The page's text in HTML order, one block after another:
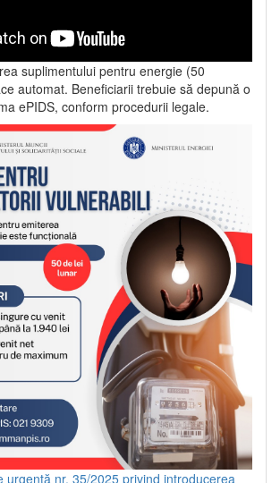
suplimentului pentru energie (50
automat. Beneficiarii trebuie să depună o
ePIDS, conform procedurii legale.
urgență nr. 35/2025 privind introducerea